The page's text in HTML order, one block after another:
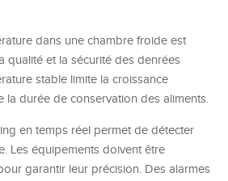
dans une chambre froide est
qualité et la sécurité des denrées
stable limite la croissance
la durée de conservation des aliments.
en temps réel permet de détecter
Les équipements doivent être
garantir leur précision. Des alarmes